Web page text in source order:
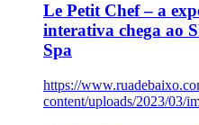
Le Petit Chef – a
interativa chega ao
Spa
https://
content/uploads/2023/03/